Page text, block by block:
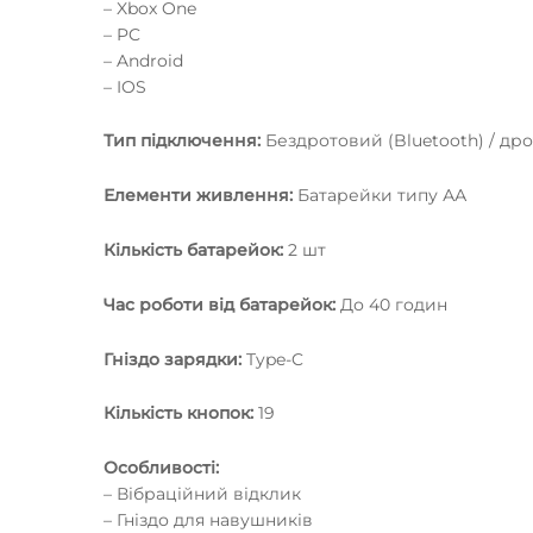
– Xbox One
– PC
– Android
– IOS
Тип підключення: Бездротовий (Bluetooth) /
Елементи живлення: Батарейки типу АА
Кількість батарейок: 2 шт
Час роботи від батарейок: До 40 годин
Гніздо зарядки: Type-C
Кількість кнопок: 19
Особливості:
– Вібраційний відклик
– Гніздо для навушників